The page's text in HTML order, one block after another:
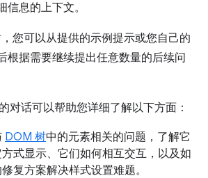
息的上下文。
您可以从提供的示例提示或您自己的
根据需要继续提出任意数量的后续问
对话可以帮助您详细了解以下方面：
DOM 树中的元素相关的问题，了解它
式显示、它们如何相互交互，以及如
复方案解决样式设置难题。